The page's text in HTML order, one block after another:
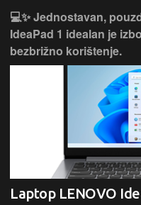
💻✨ Jednostavan,
IdeaPad 1 idealan je
bezbrižno korištenje.
Laptop LENOVO